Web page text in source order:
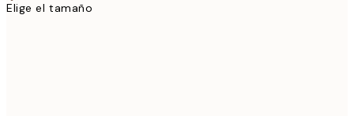
Elige el tamaño